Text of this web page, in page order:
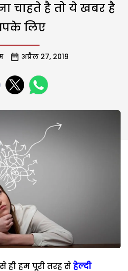
चाहते है तो ये खबर है
लिए
अप्रैल 27, 2019
ही हम पूरी तरह सेहेल्दी